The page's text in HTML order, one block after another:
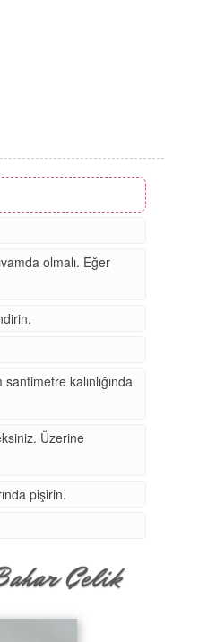
olmalı. Eğer
kalınlığında
Üzerine
pişirin.